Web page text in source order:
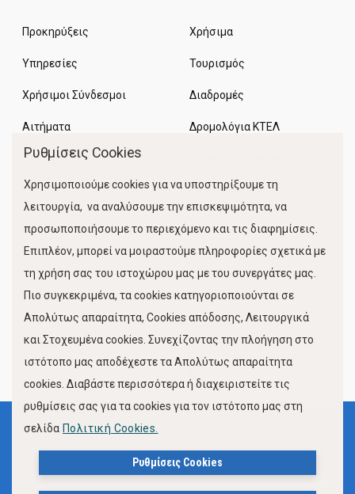
Προκηρύξεις
Υπηρεσίες
Χρήσιμοι Σύνδεσμοι
Αιτήματα
Χρήσιμα
Τουρισμός
Διαδρομές
Δρομολόγια ΚΤΕΛ
Κίνηση Λιμένος
FOLLOW US
Όροι Χρήσης
Πολιτική Προστασίας Προσωπικών Δεδομένων
Ρυθμίσεις Cookies
Χρησιμοποιούμε cookies για να υποστηρίξουμε τη
λειτουργία, να αναλύσουμε την επισκεψιμότητα, να
προσωποποιήσουμε το περιεχόμενο και τις διαφημίσεις.
Επιπλέον, μπορεί να μοιραστούμε πληροφορίες σχετικά με
τη χρήση σας του ιστοχώρου μας με του συνεργάτες μας.
Πιο συγκεκριμένα, τα cookies κατηγοριοποιούνται σε
Απολύτως απαραίτητα, Cookies απόδοσης, Λειτουργικά
και Στοχευμένα cookies. Συνεχίζοντας την πλοήγηση στο
ιστότοπο μας αποδέχεστε τα Απολύτως απαραίτητα
cookies. Διαβάστε περισσότερα ή διαχειριστείτε τις
ρυθμίσεις σας για τα cookies για τον ιστότοπο μας στη
σελίδα Πολιτική Cookies.
Ρυθμίσεις Cookies